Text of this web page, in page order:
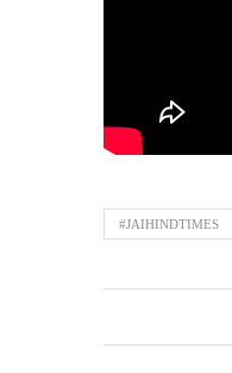
#JAIHINDTIMES